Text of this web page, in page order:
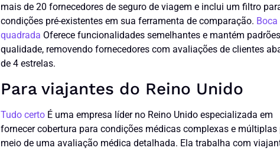
mais de 20 fornecedores de seguro de viagem e inclui um filtro
condições pré-existentes em sua ferramenta de comparação. Boca
quadrada Oferece funcionalidades semelhantes e mantém
qualidade, removendo fornecedores com avaliações de clientes
de 4 estrelas.
Para viajantes do Reino Unido
Tudo certo É uma empresa líder no Reino Unido especializada em
fornecer cobertura para condições médicas complexas e múltiplas
meio de uma avaliação médica detalhada. Ela trabalha com